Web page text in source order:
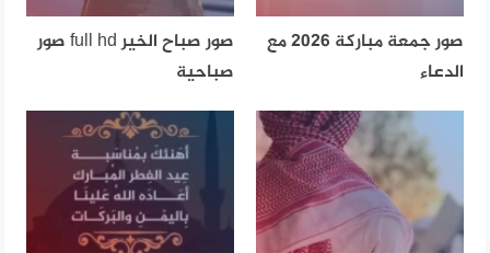
صور جمعة مباركة 2026 مع
الدعاء
صور صباح الخير full hd صور
صباحية